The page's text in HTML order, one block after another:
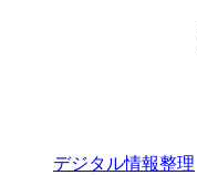
デジタル情報整理